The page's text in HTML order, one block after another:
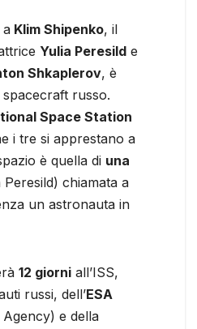
a Klim Shipenko, il
Yulia Peresild e
Shkaplerov, è
russo.
Space Station
i tre si apprestano a
è quella di una
Peresild) chiamata a
un astronauta in
12 giorni all’ISS,
russi, dell’ESA
e della